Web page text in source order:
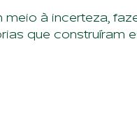
à incerteza,
que construíram